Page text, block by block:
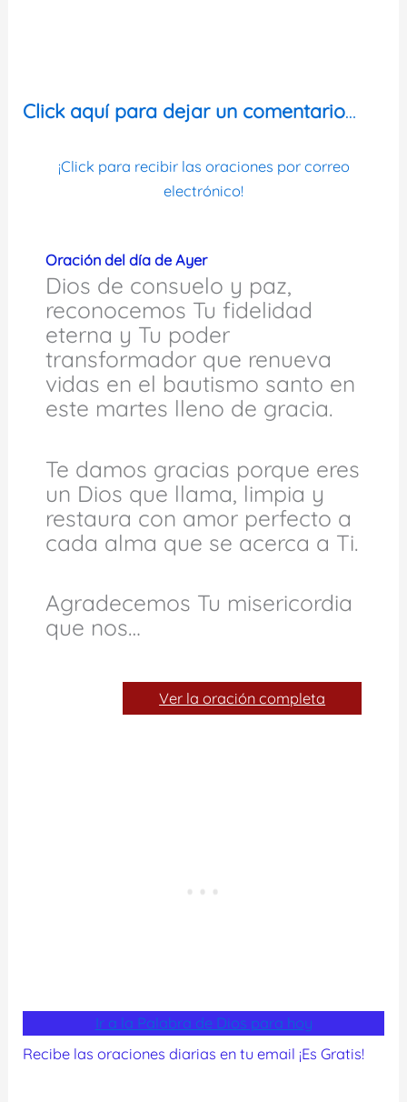
Click aquí para dejar un comentario…
¡Click para recibir las oraciones por correo
electrónico!
Oración del día de Ayer
Dios de consuelo y paz,
reconocemos Tu fidelidad
eterna y Tu poder
transformador que renueva
vidas en el bautismo santo en
este martes lleno de gracia.
Te damos gracias porque eres
un Dios que llama, limpia y
restaura con amor perfecto a
cada alma que se acerca a Ti.
Agradecemos Tu misericordia
que nos…
Ver la oración completa
Ir a la Palabra de Dios para hoy
Recibe las oraciones diarias en tu email ¡Es Gratis!